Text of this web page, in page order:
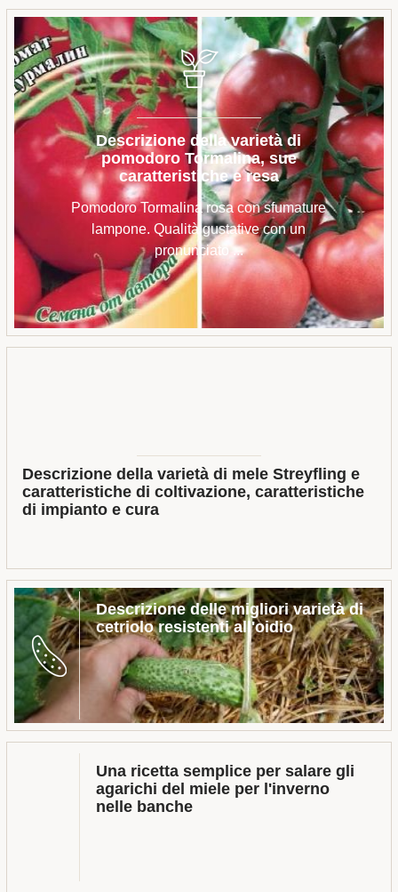
Descrizione della varietà di
pomodoro Tormalina, sue
caratteristiche e resa
Pomodoro Tormalina rosa con sfumature
lampone. Qualità gustative con un
pronunciato ...
Descrizione della varietà di mele Streyfling e
caratteristiche di coltivazione, caratteristiche
di impianto e cura
Descrizione delle migliori varietà di
cetriolo resistenti all'oidio
Una ricetta semplice per salare gli
agarichi del miele per l'inverno
nelle banche